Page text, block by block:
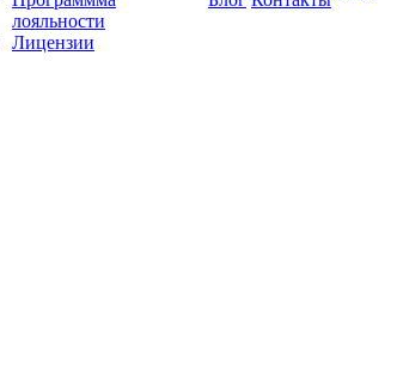
лояльности
Лицензии